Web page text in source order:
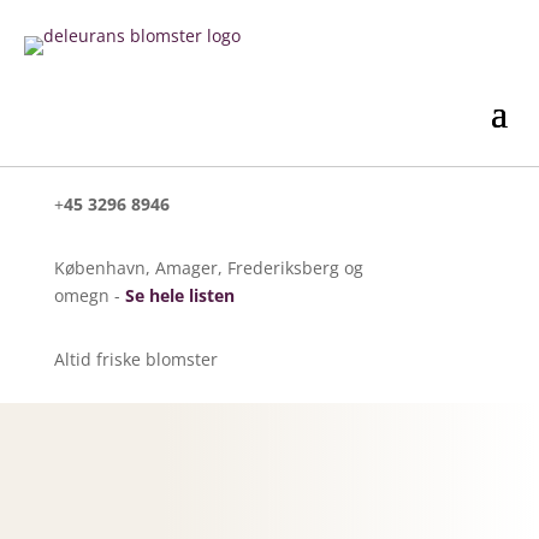
+45 3296 8946
København, Amager, Frederiksberg og
omegn - Se hele listen
Altid friske blomster